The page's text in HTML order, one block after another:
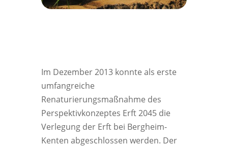
Im Dezember 2013 konnte als erste
umfangreiche
Renaturierungsmaßnahme des
Perspektivkonzeptes Erft 2045 die
Verlegung der Erft bei Bergheim-
Kenten abgeschlossen werden. Der